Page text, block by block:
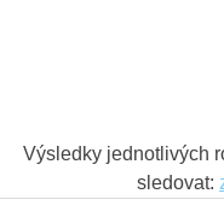
Výsledky jednotlivých
sledovat: